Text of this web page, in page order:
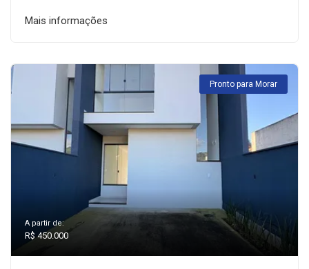
Mais informações
Pronto para Morar
A partir de:
R$ 450.000